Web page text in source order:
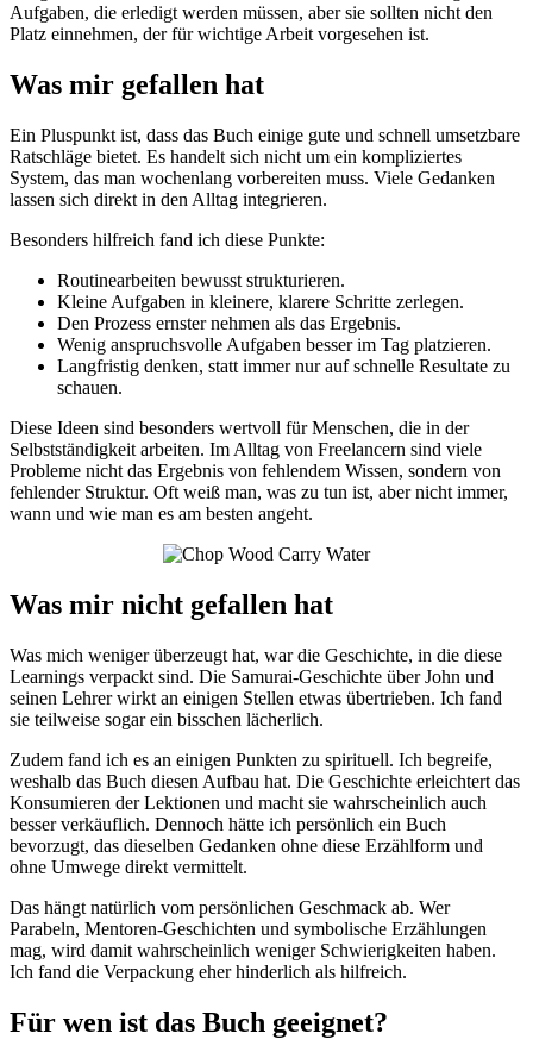
Aufgaben, die erledigt werden müssen, aber sie sollten nicht den
Platz einnehmen, der für wichtige Arbeit vorgesehen ist.
Was mir gefallen hat
Ein Pluspunkt ist, dass das Buch einige gute und schnell umsetzbare
Ratschläge bietet. Es handelt sich nicht um ein kompliziertes
System, das man wochenlang vorbereiten muss. Viele Gedanken
lassen sich direkt in den Alltag integrieren.
Besonders hilfreich fand ich diese Punkte:
Routinearbeiten bewusst strukturieren.
Kleine Aufgaben in kleinere, klarere Schritte zerlegen.
Den Prozess ernster nehmen als das Ergebnis.
Wenig anspruchsvolle Aufgaben besser im Tag platzieren.
Langfristig denken, statt immer nur auf schnelle Resultate zu
schauen.
Diese Ideen sind besonders wertvoll für Menschen, die in der
Selbstständigkeit arbeiten. Im Alltag von Freelancern sind viele
Probleme nicht das Ergebnis von fehlendem Wissen, sondern von
fehlender Struktur. Oft weiß man, was zu tun ist, aber nicht immer,
wann und wie man es am besten angeht.
Was mir nicht gefallen hat
Was mich weniger überzeugt hat, war die Geschichte, in die diese
Learnings verpackt sind. Die Samurai-Geschichte über John und
seinen Lehrer wirkt an einigen Stellen etwas übertrieben. Ich fand
sie teilweise sogar ein bisschen lächerlich.
Zudem fand ich es an einigen Punkten zu spirituell. Ich begreife,
weshalb das Buch diesen Aufbau hat. Die Geschichte erleichtert das
Konsumieren der Lektionen und macht sie wahrscheinlich auch
besser verkäuflich. Dennoch hätte ich persönlich ein Buch
bevorzugt, das dieselben Gedanken ohne diese Erzählform und
ohne Umwege direkt vermittelt.
Das hängt natürlich vom persönlichen Geschmack ab. Wer
Parabeln, Mentoren-Geschichten und symbolische Erzählungen
mag, wird damit wahrscheinlich weniger Schwierigkeiten haben.
Ich fand die Verpackung eher hinderlich als hilfreich.
Für wen ist das Buch geeignet?